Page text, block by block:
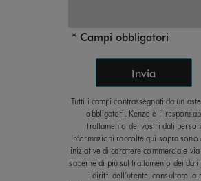
Campi obbligatori
Invia
Tutti i campi contrassegnati da un
obbligatori. Kenzo è il
trattamento dei vostri dati
informazioni raccolte qui sopra sono
iniziative di carattere commerciale
saperne di più sul trattamento dei
i diritti dell’utente, consultare la